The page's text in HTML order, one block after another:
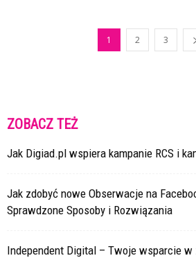
1 2 3
ZOBACZ TEŻ
Jak Digiad.pl wspiera kampanie RCS i
Jak zdobyć nowe Obserwacje na
Sprawdzone Sposoby i Rozwiązania
Independent Digital – Twoje wsparcie